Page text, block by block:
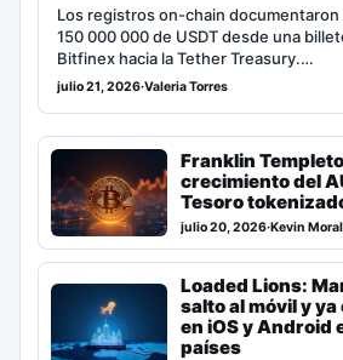
Los registros on-chain
150 000 000 de USDT desde una
Bitfinex hacia la Tether Treasury.…
julio 21, 2026·Valeria Torres
Franklin
crecimiento del
Tesoro
julio 20, 2026·Kevin
Loaded Lions:
salto al móvil y
en iOS y Android
países